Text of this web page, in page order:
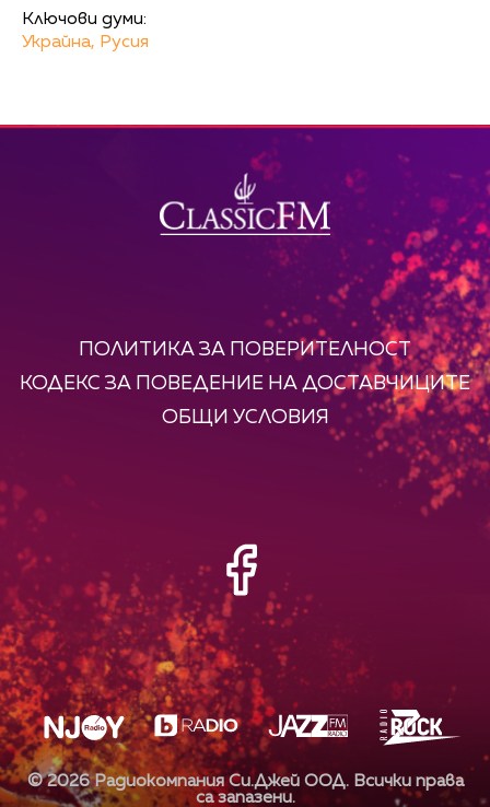
Ключови думи:
Украйна, Русия
ПОЛИТИКА ЗА ПОВЕРИТЕЛНОСТ
КОДЕКС ЗА ПОВЕДЕНИЕ НА ДОСТАВЧИЦИТЕ
ОБЩИ УСЛОВИЯ
©2026Радиокомпания Си.Джей ООД. Всички права
са запазени.